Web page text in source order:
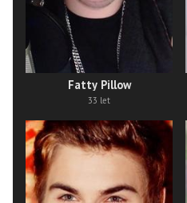
Fatty Pillow
33 let